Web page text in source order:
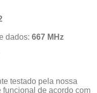
dados: 667 MHz
testado pela nossa
de acordo com